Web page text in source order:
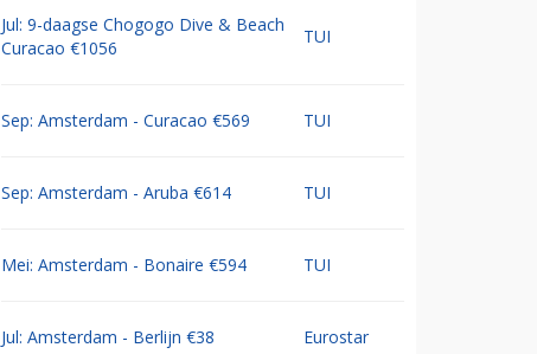
Jul: 9-daagse Chogogo Dive & Beach
Curacao €1056
TUI
Sep: Amsterdam - Curacao €569 TUI
Sep: Amsterdam - Aruba €614 TUI
Mei: Amsterdam - Bonaire €594 TUI
Jul: Amsterdam - Berlijn €38 Eurostar